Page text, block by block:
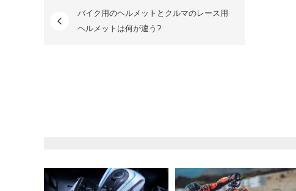
バイク用のヘルメットとクルマのレース用
ヘルメットは何が違う?